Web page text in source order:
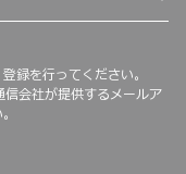
録を行ってください。
会社が提供するメールア